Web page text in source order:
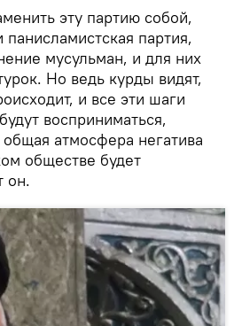
эту партию собой,
партия,
мусульман, и для них
Но ведь курды видят,
и все эти шаги
восприниматься,
атмосфера негатива
обществе будет
он.